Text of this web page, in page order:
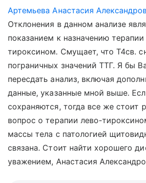
Артемьева Анастасия
Отклонения в данном анализе
показанием к назначению
тироксином. Смущает, что Т4св.
пограничных значений ТТГ. Я бы
пересдать анализ, включая
данные, указанные мной выше.
сохраняются, тогда все же стоит
вопрос о терапии лево-
массы тела с патологией
связана. Стоит найти хорошего
уважением, Анастасия